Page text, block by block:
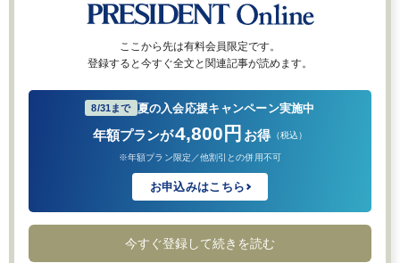
ここから先は有料会員限定です。
登録すると今すぐ全文と関連記事が読めます。
8/31まで 夏の入会応援キャンペーン実施中
年額プランが4,800円 お得 （税込）
※年額プラン限定／他割引との併用不可
お申込みはこちら
今すぐ登録して続きを読む